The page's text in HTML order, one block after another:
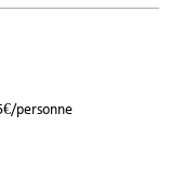
personne